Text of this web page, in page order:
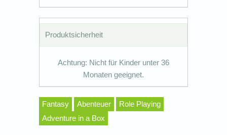
Produktsicherheit
Achtung: Nicht für Kinder unter 36
Monaten geeignet.
Fantasy Abenteuer
Role Playing
Adventure in a Box